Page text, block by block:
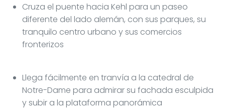
Cruza el puente hacia Kehl para un paseo
diferente del lado alemán, con sus parques, su
tranquilo centro urbano y sus comercios
fronterizos
Llega fácilmente en tranvía a la catedral de
Notre-Dame para admirar su fachada esculpida
y subir a la plataforma panorámica